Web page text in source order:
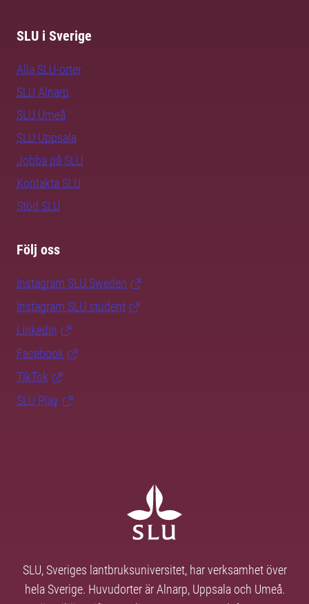
SLU i Sverige
Alla SLU-orter
SLU Alnarp
SLU Umeå
SLU Uppsala
Jobba på SLU
Kontakta SLU
Stöd SLU
Följ oss
Instagram SLU.Sweden
Instagram SLU.student
LinkedIn
Facebook
TikTok
SLU Play
SLU, Sveriges lantbruksuniversitet, har verksamhet över
hela Sverige. Huvudorter är Alnarp, Uppsala och Umeå.